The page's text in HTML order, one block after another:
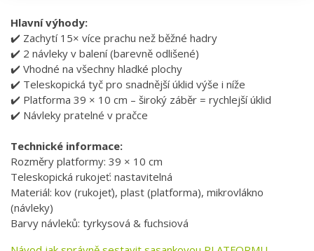
Hlavní výhody:
✔️ Zachytí 15× více prachu než běžné hadry
✔️ 2 návleky v balení (barevně odlišené)
✔️ Vhodné na všechny hladké plochy
✔️ Teleskopická tyč pro snadnější úklid výše i níže
✔️ Platforma 39 × 10 cm – široký záběr = rychlejší úklid
✔️ Návleky pratelné v pračce
Technické informace:
Rozměry platformy: 39 × 10 cm
Teleskopická rukojeť: nastavitelná
Materiál: kov (rukojeť), plast (platforma), mikrovlákno
(návleky)
Barvy návleků: tyrkysová & fuchsiová